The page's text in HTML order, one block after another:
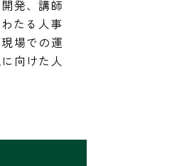
発、講師
たる人事
場での運
向けた人